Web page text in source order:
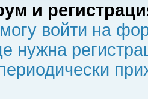
и
войти на
нужна